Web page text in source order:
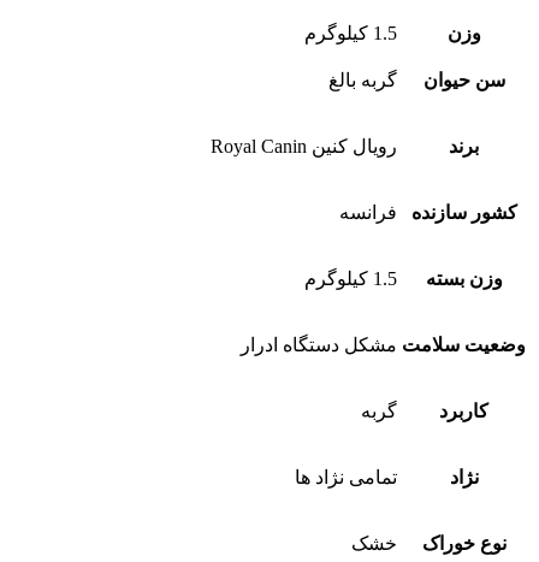
وزن 1.5 کیلوگرم
سن حیوان گربه بالغ
برند رویال کنین Royal Canin
کشور سازنده فرانسه
وزن بسته 1.5 کیلوگرم
وضعیت سلامت مشکل دستگاه ادرار
کاربرد گربه
نژاد تمامی نژاد ها
نوع خوراک خشک